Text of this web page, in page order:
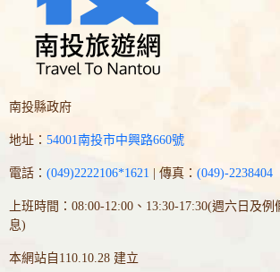
南投縣政府
地址： 54001南投市中興路660號
電話： (049)2222106*1621 | 傳真： (049)-2238404
上班時間：08:00-12:00、13:30-17:30(週六日及例
息)
本網站自110.10.28 建立